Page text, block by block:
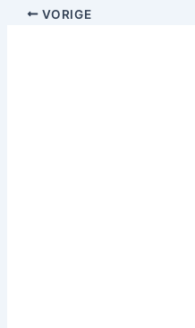
VORIGE